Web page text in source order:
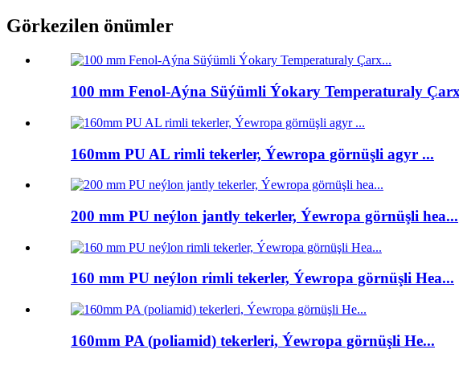
Görkezilen önümler
100 mm Fenol-Aýna Süýümli Ýokary Temperaturaly
160mm PU AL rimli tekerler, Ýewropa görnüşli agyr ...
200 mm PU neýlon jantly tekerler, Ýewropa görnüşli hea...
160 mm PU neýlon rimli tekerler, Ýewropa görnüşli Hea...
160mm PA (poliamid) tekerleri, Ýewropa görnüşli He...